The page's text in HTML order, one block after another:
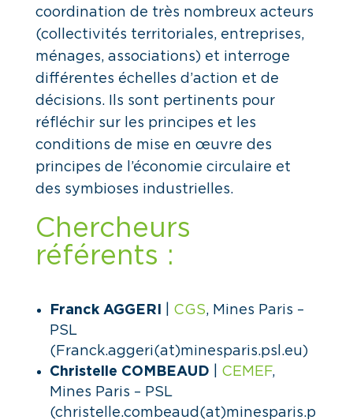
coordination de très nombreux acteurs
(collectivités territoriales, entreprises,
ménages, associations) et interroge
différentes échelles d’action et de
décisions. Ils sont pertinents pour
réfléchir sur les principes et les
conditions de mise en œuvre des
principes de l’économie circulaire et
des symbioses industrielles.
Chercheurs
référents :
Franck AGGERI CGS, Mines Paris –
PSL
(Franck.aggeri(at)minesparis.psl.eu)
Christelle COMBEAUD
CEMEF,
Mines Paris – PSL
(christelle.combeaud(at)minesparis.p